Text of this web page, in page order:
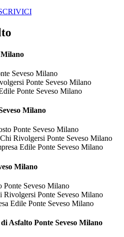
Milano
Seveso Milano
Ponte Seveso Milano
Ponte Seveso Milano
Milano
Ponte Seveso Milano
Rivolgersi Ponte Seveso Milano
Edile Ponte Seveso Milano
Milano
Ponte Seveso Milano
Rivolgersi Ponte Seveso Milano
Edile Ponte Seveso Milano
di Asfalto Ponte Seveso Milano